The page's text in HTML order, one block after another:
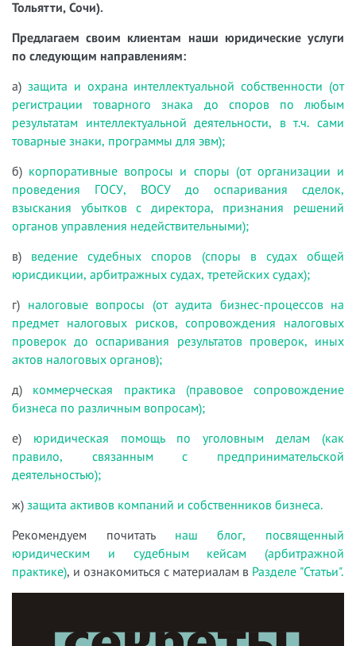
Тольятти, Сочи).
Предлагаем своим клиентам наши юридические услуги
по следующим направлениям:
а) защита и охрана интеллектуальной собственности (от
регистрации товарного знака до споров по любым
результатам интеллектуальной деятельности, в т.ч. сами
товарные знаки, программы для эвм);
б) корпоративные вопросы и споры (от организации и
проведения ГОСУ, ВОСУ до оспаривания сделок,
взыскания убытков с директора, признания решений
органов управления недействительными);
в) ведение судебных споров (споры в судах общей
юрисдикции, арбитражных судах, третейских судах);
г) налоговые вопросы (от аудита бизнес-процессов на
предмет налоговых рисков, сопровождения налоговых
проверок до оспаривания результатов проверок, иных
актов налоговых органов);
д) коммерческая практика (правовое сопровождение
бизнеса по различным вопросам);
е) юридическая помощь по уголовным делам (как
правило, связанным с предпринимательской
деятельностью);
ж) защита активов компаний и собственников бизнеса.
Рекомендуем почитать наш блог, посвященный
юридическим и судебным кейсам (арбитражной
практике), и ознакомиться с материалам в Разделе "Статьи".